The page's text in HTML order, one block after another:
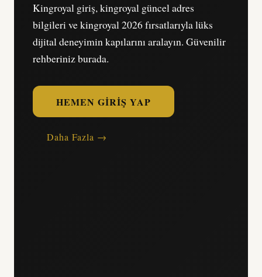
Kingroyal giriş, kingroyal güncel adres
bilgileri ve kingroyal 2026 fırsatlarıyla lüks
dijital deneyimin kapılarını aralayın. Güvenilir
rehberiniz burada.
HEMEN GIRIŞ YAP
Daha Fazla →